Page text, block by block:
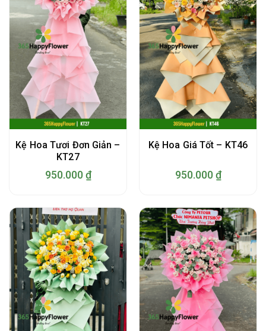
Kệ Hoa Tươi Đơn Giản –
KT27
950.000 ₫
Kệ Hoa Giá Tốt – KT46
950.000 ₫